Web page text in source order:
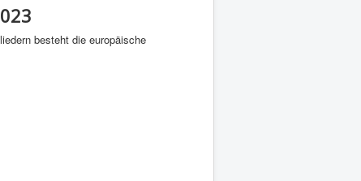
besteht die europäische